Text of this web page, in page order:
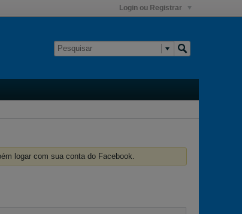
Login ou Registrar
logar com sua conta do Facebook.